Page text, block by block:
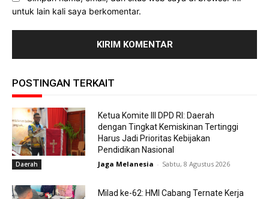
untuk lain kali saya berkomentar.
POSTINGAN TERKAIT
Daerah
Ketua Komite III DPD RI: Daerah
dengan Tingkat Kemiskinan Tertinggi
Harus Jadi Prioritas Kebijakan
Pendidikan Nasional
Jaga Melanesia - Sabtu, 8 Agustus 2026
Milad ke-62: HMI Cabang Ternate Kerja